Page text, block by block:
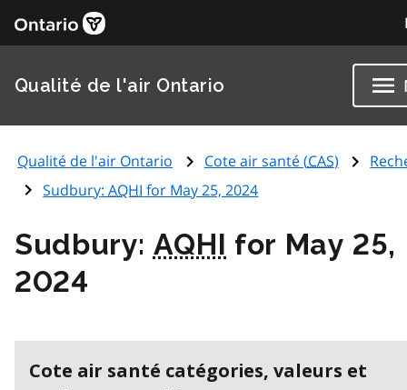
Qualité de l'air Ontario
Qualité de l'air Ontario Cote air santé (CAS)
Sudbury:AQHI for May 25, 2024
Sudbury: AQHI for May 25,
2024
Cote air santé catégories, valeurs et